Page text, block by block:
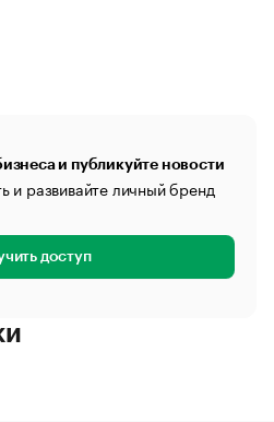
и публикуйте новости
и развивайте личный бренд
доступ